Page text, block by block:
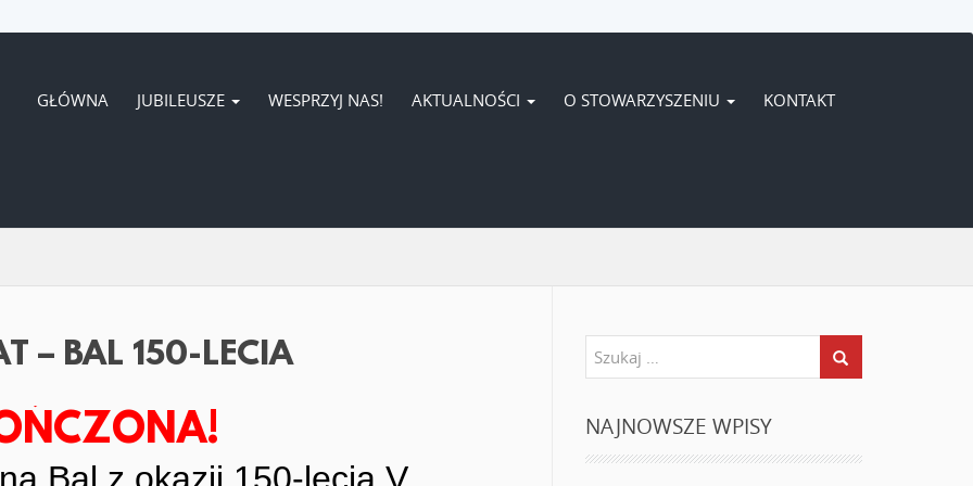
GŁÓWNA JUBILEUSZE WESPRZYJ NAS! AKTUALNOŚCI O STOWARZYSZENIU KONTAKT
– BAL 150-LECIA
NAJNOWSZE WPISY